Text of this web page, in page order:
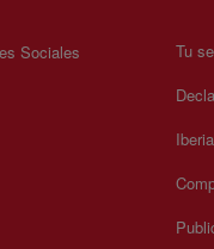
Sociales
Tu